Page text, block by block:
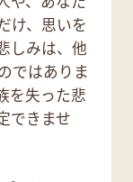
け、思いを
しみは、他
ではありま
を失った悲
できませ